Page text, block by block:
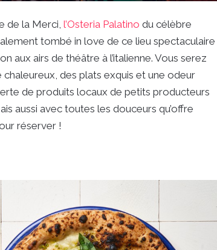
de la Merci, l’Osteria Palatino du célèbre
tombé in love de ce lieu spectaculaire
aux airs de théâtre à l’italienne. Vous serez
des plats exquis et une odeur
de produits locaux de petits producteurs
aussi avec toutes les douceurs qu’offre
réserver !